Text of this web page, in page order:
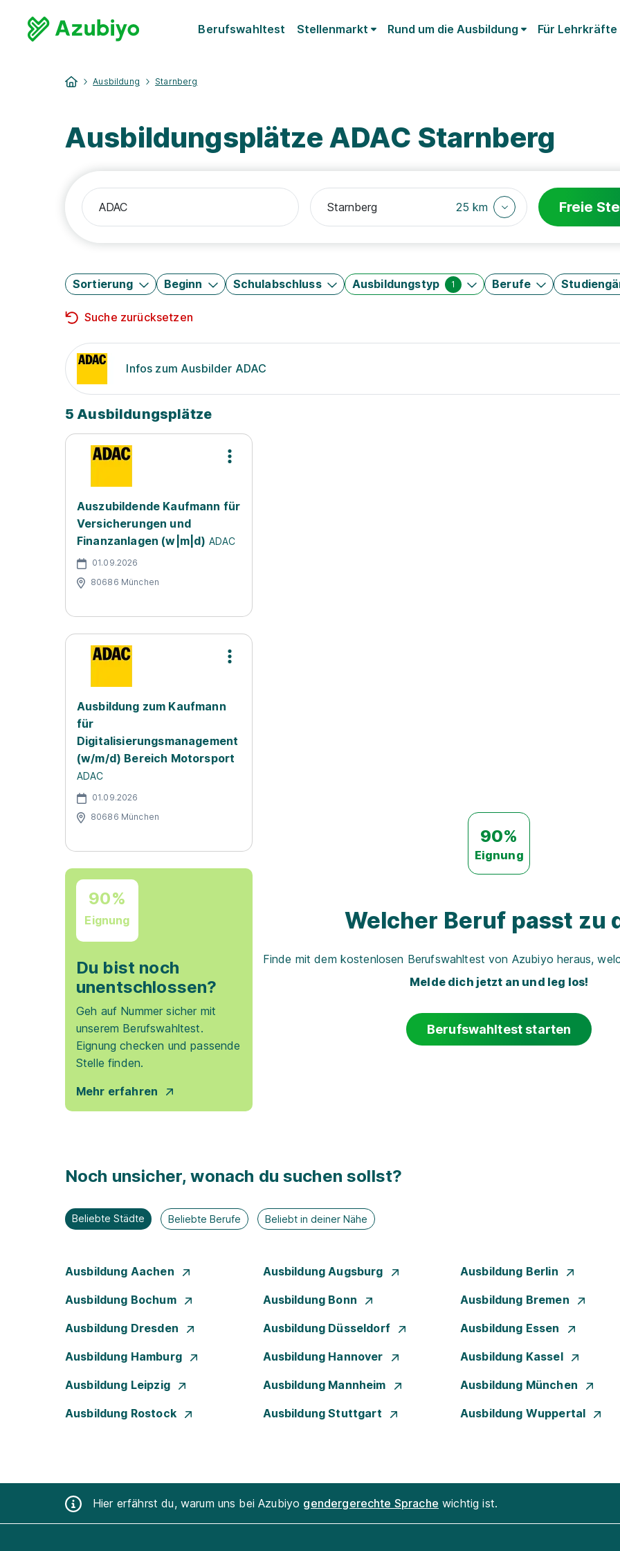
Berufswahltest Stellenmarkt Rund um die Ausbildung Für Lehrkräfte
Ausbildung Starnberg
Ausbildungsplätze ADAC Starnberg
25 km Freie
Sortierung Beginn Schulabschluss Ausbildungstyp 1 Berufe
Suche zurücksetzen
Infos zum Ausbilder ADAC
5 Ausbildungsplätze
Auszubildende Kaufmann für
Versicherungen und
Finanzanlagen (w|m|d) ADAC
01.09.2026
80686 München
Ausbildung zum Kaufmann
für
Digitalisierungsmanagement
(w/m/d) Bereich Motorsport
ADAC
01.09.2026
80686 München
90%
Eignung
Du bist noch
unentschlossen?
Geh auf Nummer sicher mit
unserem Berufswahltest.
Eignung checken und passende
Stelle finden.
Mehr erfahren
90%
Eignung
Welcher Beruf passt zu
Finde mit dem kostenlosen Berufswahltest von Azubiyo heraus,
Melde dich jetzt an und leg los!
Berufswahltest starten
Noch unsicher, wonach du suchen sollst?
Beliebte Städte Beliebte Berufe Beliebt in deiner Nähe
Ausbildung Aachen Ausbildung Augsburg Ausbildung Berlin
Ausbildung Bochum Ausbildung Bonn Ausbildung Bremen
Ausbildung Dresden Ausbildung Düsseldorf Ausbildung Essen
Ausbildung Hamburg Ausbildung Hannover Ausbildung Kassel
Ausbildung Leipzig Ausbildung Mannheim Ausbildung München
Ausbildung Rostock Ausbildung Stuttgart Ausbildung Wuppertal
Hier erfährst du, warum uns bei Azubiyo gendergerechte Sprache wichtig ist.